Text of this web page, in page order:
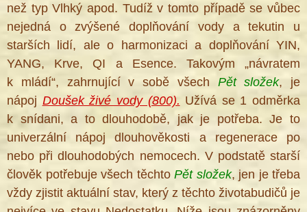
než typ Vlhký apod. Tudíž v tomto případě se vůbec
nejedná o zvýšené doplňování vody a tekutin u
starších lidí, ale o harmonizaci a doplňování YIN,
YANG, Krve, QI a Esence. Takovým „návratem
k mládí“, zahrnující v sobě všech Pět složek, je
nápoj Doušek živé vody (800). Užívá se 1 odměrka
k snídani, a to dlouhodobě, jak je potřeba. Je to
univerzální nápoj dlouhověkosti a regenerace po
nebo při dlouhodobých nemocech. V podstatě starší
člověk potřebuje všech těchto Pět složek, jen je třeba
vždy zjistit aktuální stav, který z těchto životabudičů je